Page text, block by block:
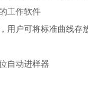
工作软件
用户可将标准曲线存
自动进样器